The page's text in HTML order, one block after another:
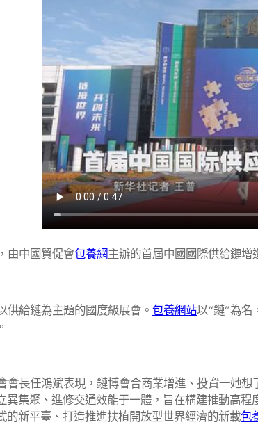
由中國貿促會包養網主辦的首屆中國國際供給鏈增
供給鏈為主題的國度級展會。 包養網站以“鏈”為名
會長任鴻斌表現，鏈博會合商業增進、投資一她想
異集聚、進修交通效能于一體，旨在構建推動高程
的新平臺、打造推進扶植開放型世界經濟的新載包